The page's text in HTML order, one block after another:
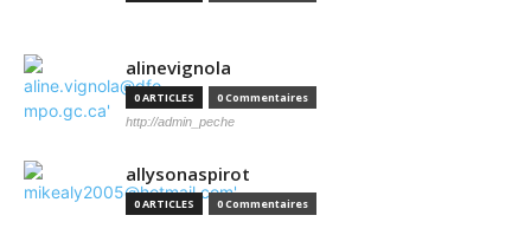
alinevignola
0 ARTICLES 0 Commentaires
http://admin_peche
allysonaspirot
0 ARTICLES 0 Commentaires